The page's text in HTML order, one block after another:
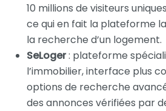
10 millions de visiteurs
ce qui en fait la plateforme
la recherche d’un logement.
SeLoger: plateforme
l’immobilier, interface plus
options de recherche
des annonces vérifiées par